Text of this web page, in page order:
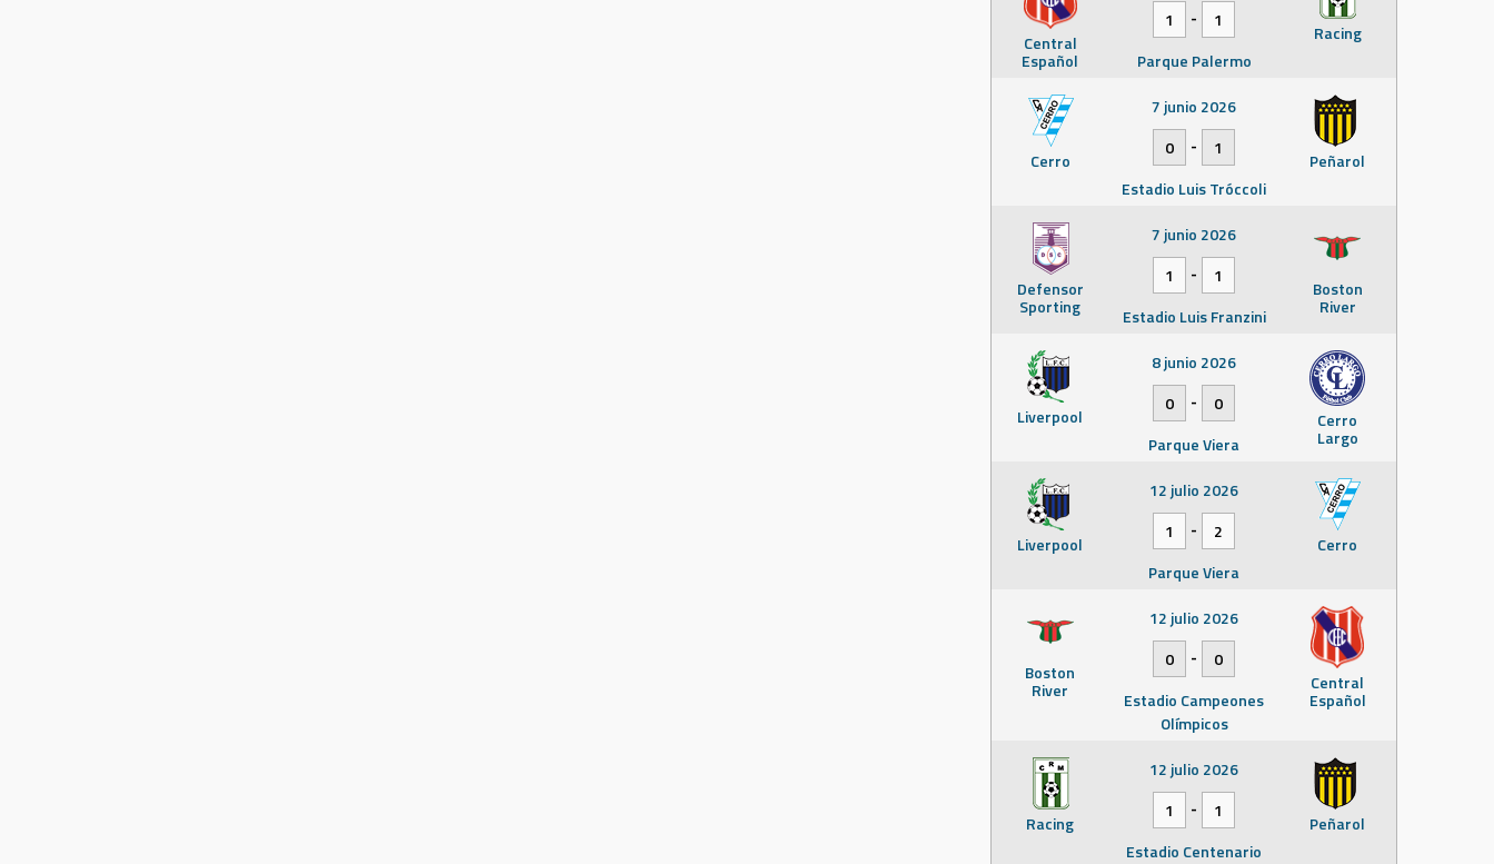
Central
Español
Racing
1
-
1
Parque Palermo
Cerro Peñarol
7 junio 2026
0
-
1
Estadio Luis Tróccoli
Defensor
Sporting
Boston
River
7 junio 2026
1
-
1
Estadio Luis Franzini
Liverpool Cerro
Largo
8 junio 2026
0
-
0
Parque Viera
Liverpool Cerro
12 julio 2026
1
-
2
Parque Viera
Boston
River Central
Español
12 julio 2026
0
-
0
Estadio Campeones
Olímpicos
Racing Peñarol
12 julio 2026
1
-
1
Estadio Centenario